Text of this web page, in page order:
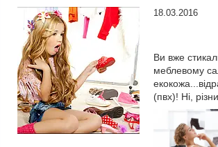
18.03.2016
Ви вже
меблевому
(пвх)! Ні,